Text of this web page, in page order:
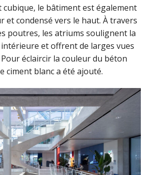
cubique, le bâtiment est également
et condensé vers le haut. À travers
poutres, les atriums soulignent la
et offrent de larges vues
éclaircir la couleur du béton
ciment blanc a été ajouté.